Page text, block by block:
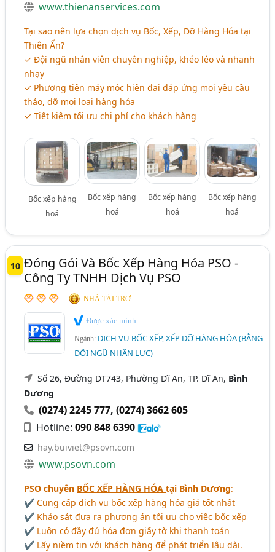
www.thienanservices.com
Tại sao nên lựa chọn dịch vụ Bốc, Xếp, Dỡ Hàng Hóa tại
Thiên Ấn?
✓ Đội ngũ nhân viên chuyên nghiệp, khéo léo và nhanh
nhạy
✓ Phương tiện máy móc hiện đại đáp ứng mọi yêu cầu
tháo, dỡ mọi loại hàng hóa
✓ Tiết kiệm tối ưu chi phí cho khách hàng
Bốc xếp hàng
hoá
Bốc xếp hàng
hoá
Bốc xếp hàng
hoá
Bốc xếp hàng
hoá
10 Đóng Gói Và Bốc Xếp Hàng Hóa PSO -
Công Ty TNHH Dịch Vụ PSO
NHÀ TÀI TRỢ
Được xác minh
Ngành: DỊCH VỤ BỐC XẾP, XẾP DỠ HÀNG HÓA (BẰNG
ĐỘI NGŨ NHÂN LỰC)
Số 26, Đường DT743, Phường Dĩ An, TP. Dĩ An, Bình
Dương
(0274) 2245 777,(0274) 3662 605
Hotline:090 848 6390
hay.buiviet@psovn.com
www.psovn.com
PSO chuyên BỐC XẾP HÀNG HÓAtại Bình Dương:
✔ Cung cấp dịch vụ bốc xếp hàng hóa giá tốt nhất
✔ Khảo sát đưa ra phương án tối ưu cho việc bốc xếp
✔ Luôn có đầy đủ hóa đơn giấy tờ khi thanh toán
✔ Lấy niềm tin với khách hàng để phát triển lâu dài.